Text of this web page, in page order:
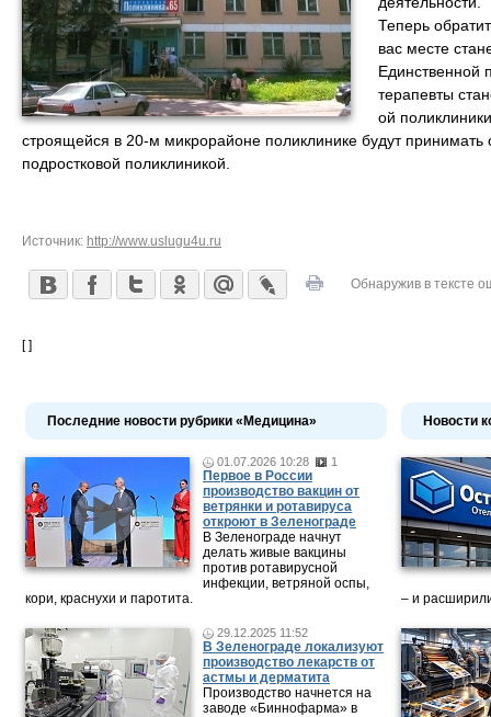
Теперь
вас месте
Единственной
терапевты
ой
строящейся в 20-м микрорайоне поликлинике будут принимать
подростковой поликлиникой.
Источник: http://www.uslugu4u.ru
Обнаружив в тексте
[ ]
Последние новости рубрики «Медицина»
01.07.2026 10:28 1
Первое в России
производство вакцин от
ветрянки и ротавируса
откроют в Зеленограде
В Зеленограде начнут
делать живые вакцины
против ротавирусной
инфекции, ветряной оспы,
кори, краснухи и паротита.
29.12.2025 11:52
В Зеленограде локализуют
производство лекарств от
астмы и дерматита
Производство начнется на
заводе «Биннофарма» в
Новости
– и